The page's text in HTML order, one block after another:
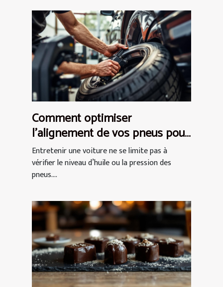
Comment optimiser
l'alignement de vos pneus pour
économiser du carburant ?
Entretenir une voiture ne se limite pas à
vérifier le niveau d’huile ou la pression des
pneus....